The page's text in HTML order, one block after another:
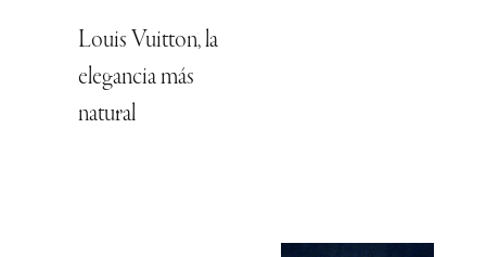
Louis Vuitton, la
elegancia más
natural